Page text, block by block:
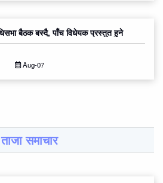
बैठक बस्दै, पाँच विधेयक प्रस्तुत हुने
Aug-07
ताजा समाचार